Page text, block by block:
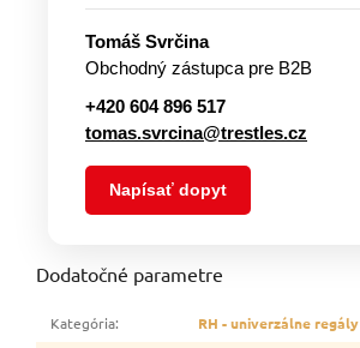
Tomáš Svrčina
Obchodný zástupca pre B2B
+420 604 896 517
tomas.svrcina@trestles.cz
Napísať dopyt
Dodatočné parametre
Kategória:
RH - univerzálne regály